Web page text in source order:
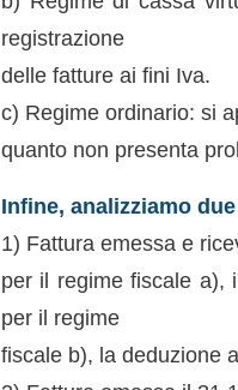
registrazione
delle fatture ai fini Iva.
c) Regime ordinario: si
quanto non presenta
Infine, analizziamo
1) Fattura emessa e
per il regime fiscale a),
per il regime
fiscale b), la deduzione